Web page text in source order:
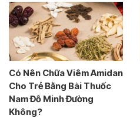
Có Nên Chữa Viêm Amidan
Cho Trẻ Bằng Bài Thuốc
Nam Đỗ Minh Đường
Không?